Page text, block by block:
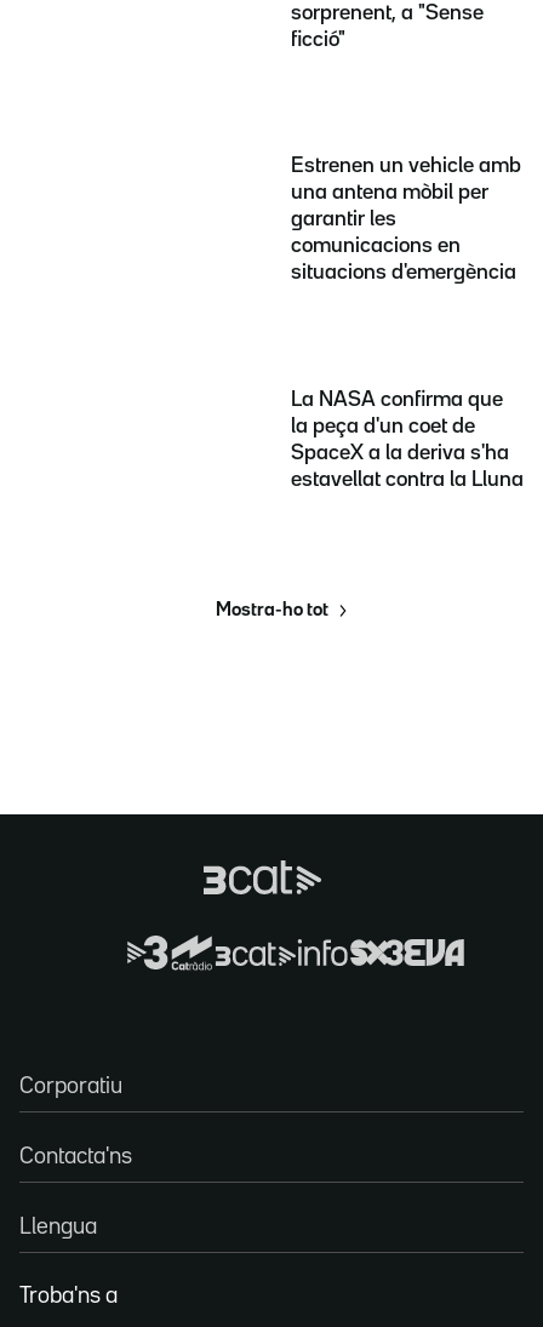
sorprenent, a "Sense
ficció"
Estrenen un vehicle amb
una antena mòbil per
garantir les
comunicacions en
situacions d'emergència
La NASA confirma que
la peça d'un coet de
SpaceX a la deriva s'ha
estavellat contra la Lluna
Mostra-ho tot
Corporatiu
Contacta'ns
Llengua
Troba'ns a